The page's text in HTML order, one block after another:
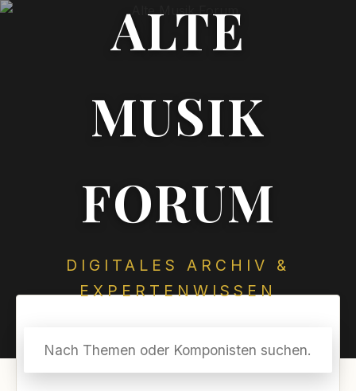
ALTE
MUSIK
FORUM
DIGITALES ARCHIV &
EXPERTENWISSEN
Themenübersicht